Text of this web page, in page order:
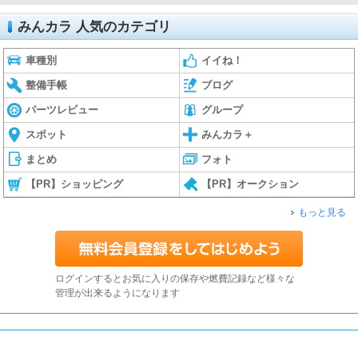
みんカラ 人気のカテゴリ
車種別 イイね！
整備手帳 ブログ
パーツレビュー グループ
スポット みんカラ＋
まとめ フォト
【PR】ショッピング 【PR】オークション
もっと見る
ログインするとお気に入りの保存や燃費記録など様々な
管理が出来るようになります